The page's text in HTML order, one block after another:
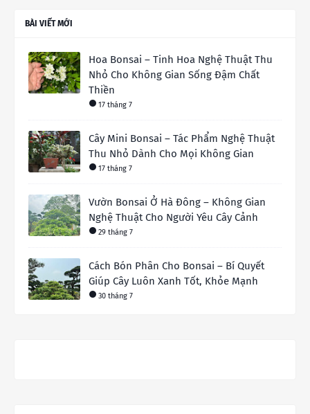
BÀI VIẾT MỚI
Hoa Bonsai – Tinh Hoa Nghệ Thuật Thu
Nhỏ Cho Không Gian Sống Đậm Chất
Thiền
17 tháng 7
Cây Mini Bonsai – Tác Phẩm Nghệ Thuật
Thu Nhỏ Dành Cho Mọi Không Gian
17 tháng 7
Vườn Bonsai Ở Hà Đông – Không Gian
Nghệ Thuật Cho Người Yêu Cây Cảnh
29 tháng 7
Cách Bón Phân Cho Bonsai – Bí Quyết
Giúp Cây Luôn Xanh Tốt, Khỏe Mạnh
30 tháng 7